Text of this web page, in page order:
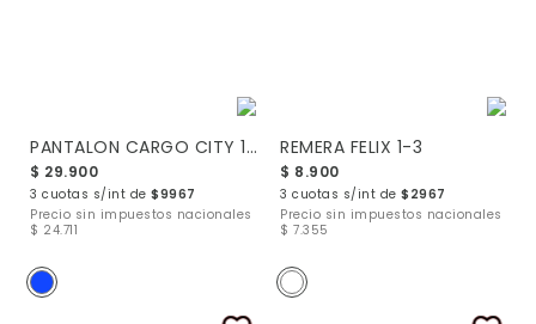
PANTALON CARGO CITY 1-3
$ 29.900
3 cuotas s/int de $9967
Precio sin impuestos nacionales
$ 24.711
REMERA FELIX 1-3
$ 8.900
3 cuotas s/int de $2967
Precio sin impuestos nacionales
$ 7.355